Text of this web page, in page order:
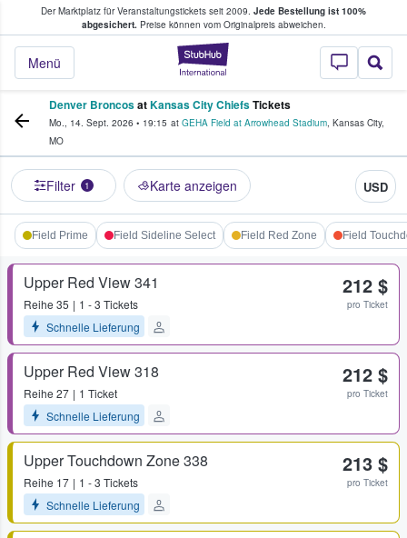
Der Marktplatz für Veranstaltungstickets seit 2009. Jede Bestellung ist 100%
abgesichert.Preise können vom Originalpreis abweichen.
StubHub - Wo
Menü
Tickets kaufen & verkaufen
Denver BroncosatKansas City ChiefsTickets
Mo., 14. Sept. 2026 • 19:15 at GEHA Field at Arrowhead Stadium, Kansas City,
MO
Filter 1 Karte anzeigen USD
Field Prime Field Sideline Select Field Red Zone Field
Upper Red View 341
Reihe 35
1 - 3 Tickets
Schnelle Lieferung
212 $
pro Ticket
Upper Red View 318
Reihe 27
1 Ticket
Schnelle Lieferung
212 $
pro Ticket
Upper Touchdown Zone 338
Reihe 17
1 - 3 Tickets
Schnelle Lieferung
213 $
pro Ticket